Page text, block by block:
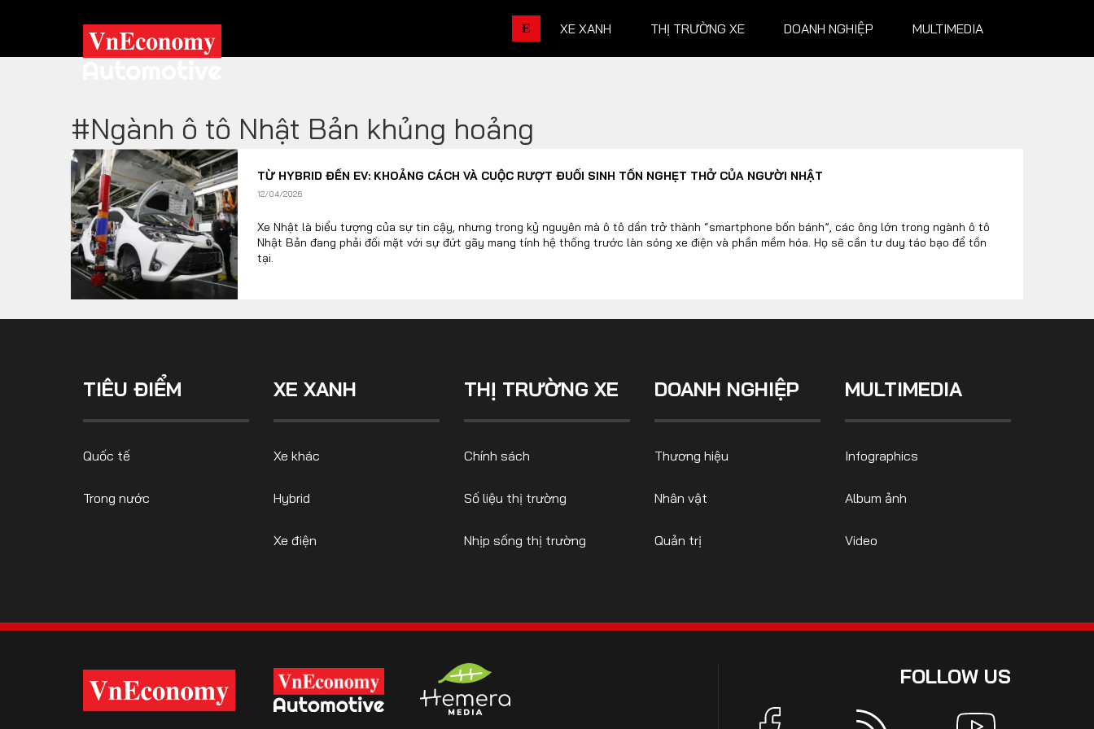
E XE XANH THỊ TRƯỜNG XE DOANH NGHIỆP MULTIMEDIA
Trang chủ
Tiêu điểm
XE XANH
Xe khác
Hybrid
Xe điện
THỊ TRƯỜNG XE
Số liệu thị trường
Nhịp sống thị trường
Nhân vật
Quản trị
Album ảnh
TRA CỨU XE
FOLLOW US CONTACT US
ngocvu.vneconomy@gmail.com
#Ngành ô tô Nhật Bản khủng hoảng
TỪ HYBRID ĐẾN EV: KHOẢNG CÁCH VÀ CUỘC RƯỢT ĐUỔI SINH TỒN NGHẸT THỞ CỦA NGƯỜI NHẬT
12/04/2026
Xe Nhật là biểu tượng của sự tin cậy, nhưng trong kỷ nguyên mà ô tô dần trở thành “smartphone bốn bánh”, các ông lớn trong ngành ô tô
Nhật Bản đang phải đối mặt với sự đứt gãy mang tính hệ thống trước làn sóng xe điện và phần mềm hóa. Họ sẽ cần tư duy táo bạo để tồn
tại.
TIÊU ĐIỂM
Quốc tế
Trong nước
XE XANH
Xe khác
Hybrid
Xe điện
THỊ TRƯỜNG XE
Chính sách
Số liệu thị trường
Nhịp sống thị trường
DOANH NGHIỆP
Thương hiệu
Nhân vật
Quản trị
MULTIMEDIA
Infographics
Album ảnh
Video
FOLLOW US